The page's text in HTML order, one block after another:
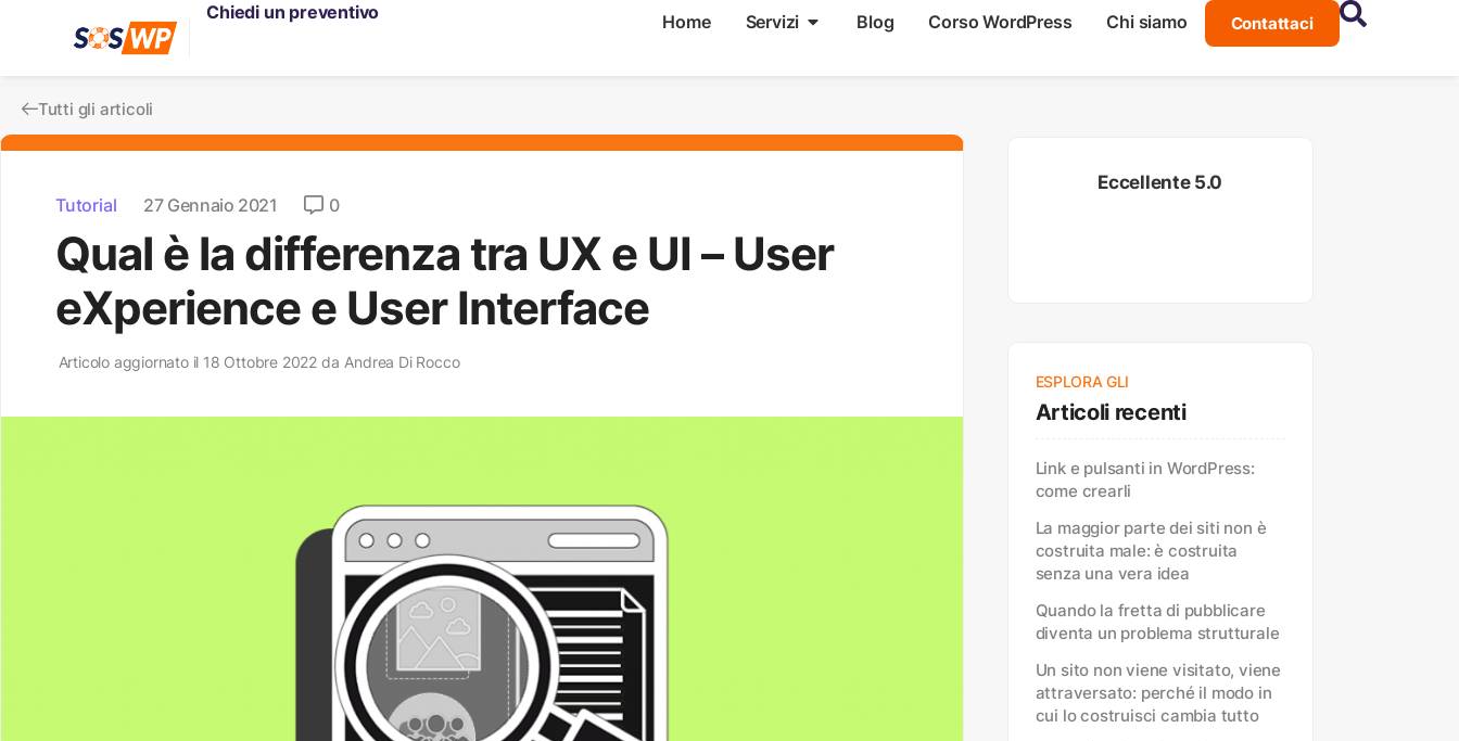
Home Servizi Blog Corso WordPress Chi siamo Contattaci
Chiedi un preventivo
Tutti gli articoli
Tutorial 27 Gennaio 2021 0
Qual è la differenza tra UX e UI – User
eXperience e User Interface
Articolo aggiornato il 18 Ottobre 2022 da Andrea Di Rocco
Eccellente 5.0
ESPLORA GLI
Articoli recenti
Link e pulsanti in WordPress:
come crearli
La maggior parte dei siti non è
costruita male: è costruita
senza una vera idea
Quando la fretta di pubblicare
diventa un problema strutturale
Un sito non viene visitato, viene
attraversato: perché il modo in
cui lo costruisci cambia tutto